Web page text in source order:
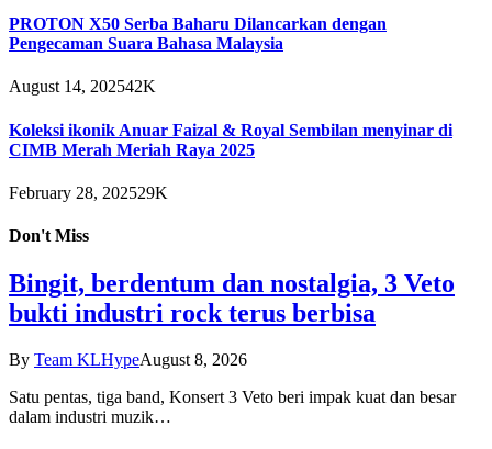
PROTON X50 Serba Baharu Dilancarkan dengan
Pengecaman Suara Bahasa Malaysia
August 14, 202542K
Koleksi ikonik Anuar Faizal & Royal Sembilan menyinar di
CIMB Merah Meriah Raya 2025
February 28, 202529K
Don't Miss
Bingit, berdentum dan nostalgia, 3 Veto
bukti industri rock terus berbisa
By Team KLHypeAugust 8, 2026
Satu pentas, tiga band, Konsert 3 Veto beri impak kuat dan besar
dalam industri muzik…